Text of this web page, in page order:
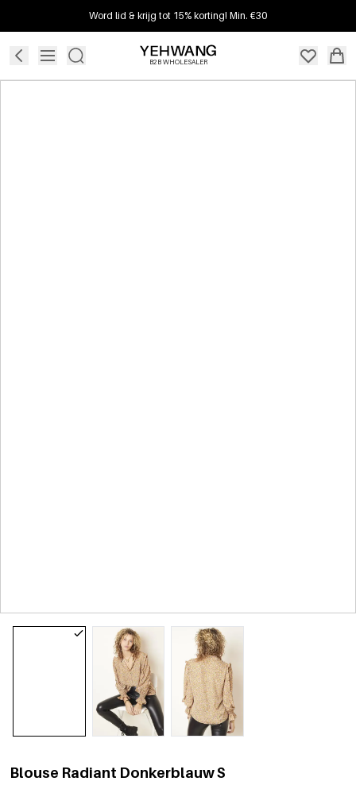
Word lid & krijg tot 15% korting! Min. €30
B2B WHOLESALER
Blouse Radiant Donkerblauw S